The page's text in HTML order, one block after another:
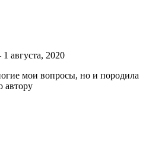
1 августа, 2020
мои вопросы, но и породила
автору